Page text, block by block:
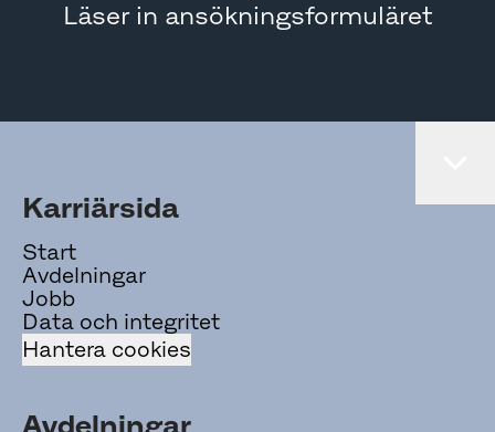
Läser in ansökningsformuläret
Karriärsida
Start
Avdelningar
Jobb
Data och integritet
Hantera cookies
Avdelningar